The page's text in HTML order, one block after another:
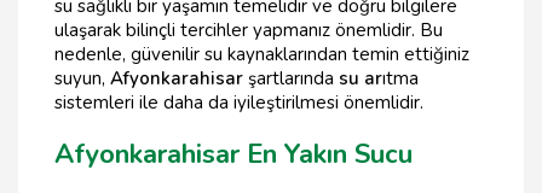
su sağlıklı bir yaşamın temelidir ve doğru bilgilere
ulaşarak bilinçli tercihler yapmanız önemlidir. Bu
nedenle, güvenilir su kaynaklarından temin ettiğiniz
suyun, Afyonkarahisar şartlarında su arıtma
sistemleri ile daha da iyileştirilmesi önemlidir.
Afyonkarahisar En Yakın Sucu